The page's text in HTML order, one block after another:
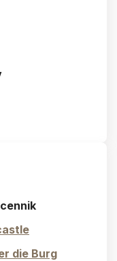
die Burg